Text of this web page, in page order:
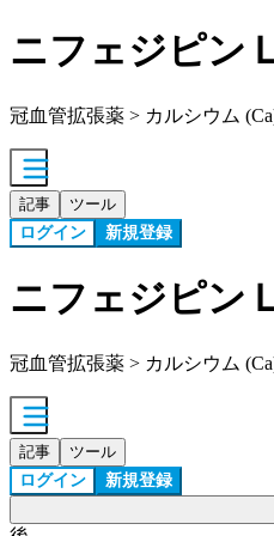
ニフェジピン
冠血管拡張薬 > カルシウム
記事 ツール
ログイン 新規登録
ニフェジピン
冠血管拡張薬 > カルシウム
記事 ツール
ログイン 新規登録